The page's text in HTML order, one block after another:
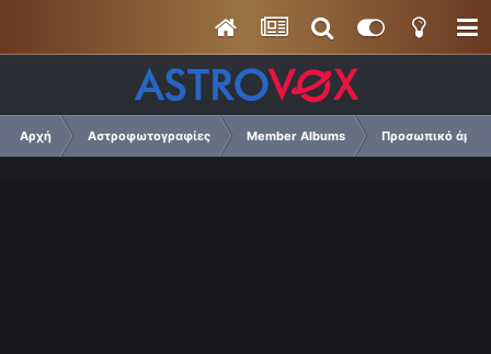
Αρχή Αστροφωτογραφίες Member Albums Προσωπικό